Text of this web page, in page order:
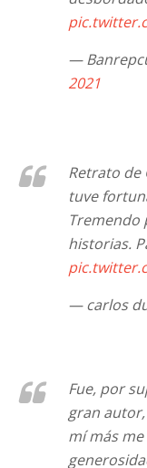
—
2021
Retrato de
tuve
Tremendo
historias.
— carlos
Fue, por
gran
mí más